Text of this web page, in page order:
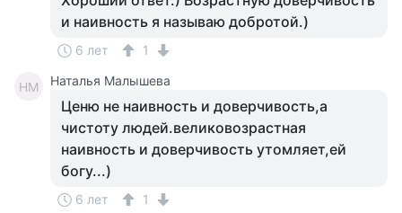
и наивность я называю добротой.)
6 лет 1
НМ Наталья Малышева
Ценю не наивность и доверчивость,а
чистоту людей.великовозрастная
наивность и доверчивость утомляет,ей
богу...)
6 лет 1